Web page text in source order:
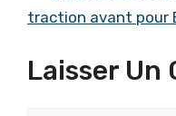
traction avant pour
Laisser Un